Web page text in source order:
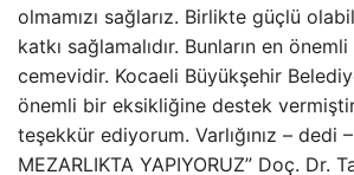
olmamızı sağlarız. Birlikte güçlü
katkı sağlamalıdır. Bunların en önemli
cemevidir. Kocaeli Büyükşehir
önemli bir eksikliğine destek
teşekkür ediyorum. Varlığınız – dedi –
MEZARLIKTA YAPIYORUZ” Doç. Dr.